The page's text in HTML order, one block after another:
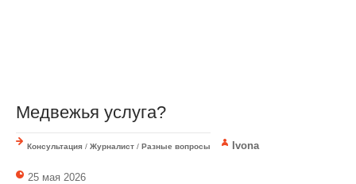
Медвежья услуга?
Консультация / Журналист / Разные вопросы Ivona
25 мая 2026